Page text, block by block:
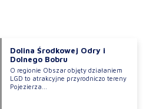
Dolina Środkowej Odry i
Dolnego Bobru
O regionie Obszar objęty działaniem
LGD to atrakcyjne przyrodniczo tereny
Pojezierza...